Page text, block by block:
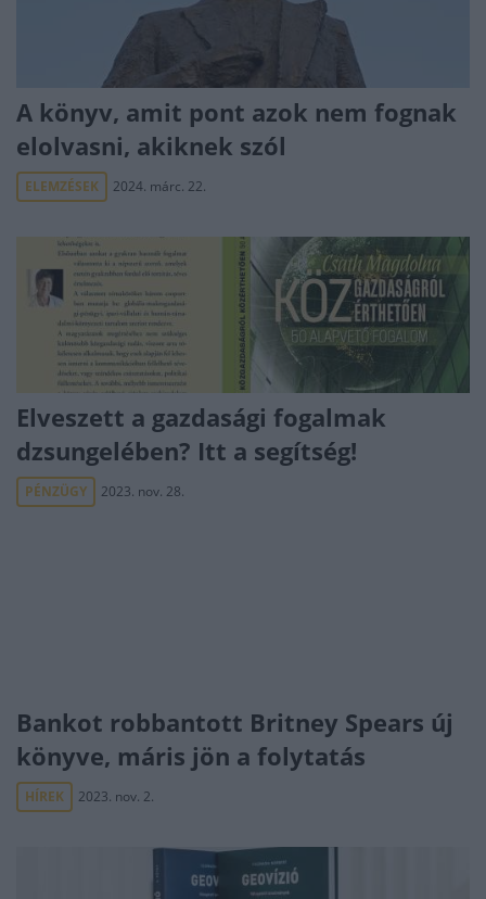
A könyv, amit pont azok nem fognak
elolvasni, akiknek szól
ELEMZÉSEK 2024. márc. 22.
Elveszett a gazdasági fogalmak
dzsungelében? Itt a segítség!
PÉNZÜGY 2023. nov. 28.
Bankot robbantott Britney Spears új
könyve, máris jön a folytatás
HÍREK 2023. nov. 2.